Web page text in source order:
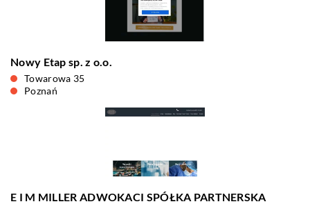
Nowy Etap sp. z o.o.
Towarowa 35
Poznań
E I M MILLER ADWOKACI SPÓŁKA PARTNERSKA